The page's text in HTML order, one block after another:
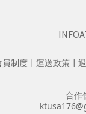
員制度 ┃ 運送政策 ┃
合作